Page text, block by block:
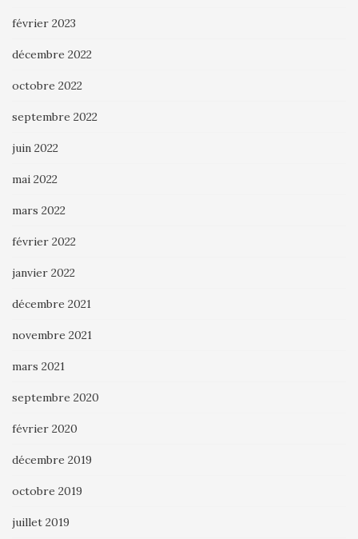
février 2023
décembre 2022
octobre 2022
septembre 2022
juin 2022
mai 2022
mars 2022
février 2022
janvier 2022
décembre 2021
novembre 2021
mars 2021
septembre 2020
février 2020
décembre 2019
octobre 2019
juillet 2019